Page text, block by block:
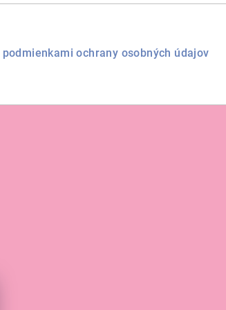
podmienkami ochrany osobných údajov